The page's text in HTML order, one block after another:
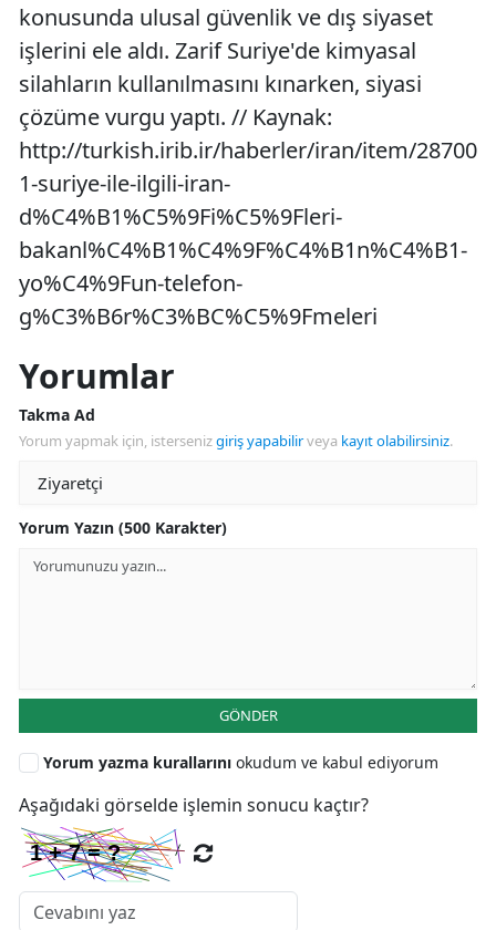
konusunda ulusal güvenlik ve dış siyaset
işlerini ele aldı. Zarif Suriye'de kimyasal
silahların kullanılmasını kınarken, siyasi
çözüme vurgu yaptı. // Kaynak:
http://turkish.irib.ir/haberler/iran/item/28700
1-suriye-ile-ilgili-iran-
d%C4%B1%C5%9Fi%C5%9Fleri-
bakanl%C4%B1%C4%9F%C4%B1n%C4%B1-
yo%C4%9Fun-telefon-
g%C3%B6r%C3%BC%C5%9Fmeleri
Yorumlar
Takma Ad
Yorum yapmak için, istersenizgiriş yapabilirveya kayıt olabilirsiniz.
Yorum Yazın (500 Karakter)
GÖNDER
Yorum yazma kurallarını okudum ve kabul ediyorum
Aşağıdaki görselde işlemin sonucu kaçtır?